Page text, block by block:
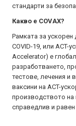
стандарти за
Какво е COVAX?
Рамката за
COVID-19, или ACT-
Accelerator) е
разработването,
тестове, лечения и
ваксини на ACT-
производството на
справедлив и